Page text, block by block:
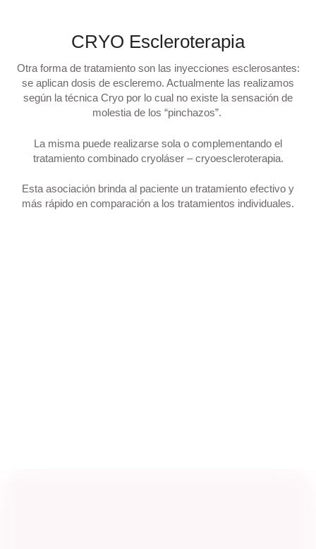
CRYO Escleroterapia
Otra forma de tratamiento son las inyecciones esclerosantes:
se aplican dosis de escleremo. Actualmente las realizamos
según la técnica Cryo por lo cual no existe la sensación de
molestia de los “pinchazos”.
La misma puede realizarse sola o complementando el
tratamiento combinado cryoláser – cryoescleroterapia.
Esta asociación brinda al paciente un tratamiento efectivo y
más rápido en comparación a los tratamientos individuales.